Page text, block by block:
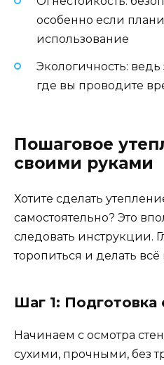
особенно если
использование
Экологичность: ведь
где вы проводите
Пошаговое
своими руками
Хотите сделать
самостоятельно? Это
следовать инструкции.
торопиться и делать
Шаг 1: Подготовка
Начинаем с осмотра
сухими, прочными, без